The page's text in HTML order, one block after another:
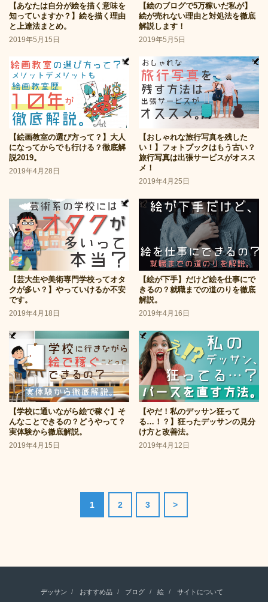
【あなたは自分が絵を描く意味を
知っていますか？】絵を描く理由
と上達法まとめ。
2019年5月15日
【絵のブログで5万稼いだ私が】
絵が売れない理由と対処法を徹底
解説します！
2019年5月5日
【絵画教室の選び方って？】大人
になってからでも行ける？徹底解
説2019。
2019年4月28日
【おしゃれな旅行写真を残した
い！】フォトブックはもう古い？
旅行写真は出張サービスがオスス
メ！
2019年4月25日
【芸大生や美術専門学校ってオタ
クが多い？】やっていけるか不安
です。
2019年4月18日
【絵が下手】だけど絵を仕事にで
きるの？就職までの道のりを徹底
解説。
2019年4月16日
【学校に通いながら絵で稼ぐ】そ
んなことできるの？どうやって？
実体験から徹底解説。
2019年4月15日
【やだ！私のデッサン狂って
る…！？】狂ったデッサンの見分
け方と改善法。
2019年4月12日
1 2 3 >
デッサン おすすめ品 ブログ 絵 サイトについて